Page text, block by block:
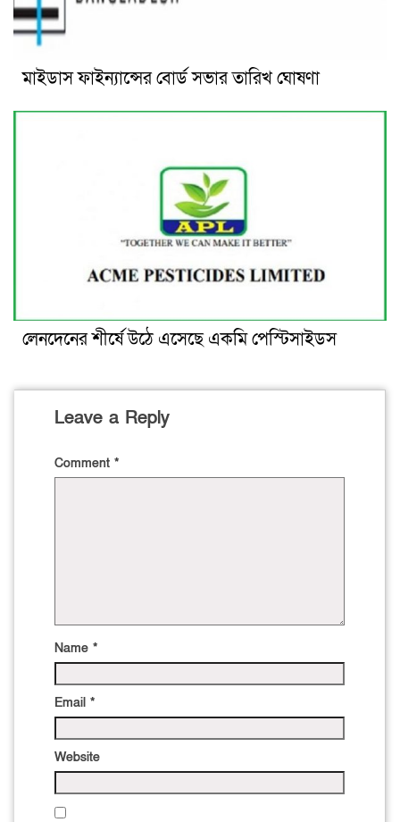
মাইডাস ফাইন্যান্সের বোর্ড সভার তারিখ ঘোষণা
লেনদেনের শীর্ষে উঠে এসেছে একমি পেস্টিসাইডস
Leave a Reply
Comment *
Name *
Email *
Website